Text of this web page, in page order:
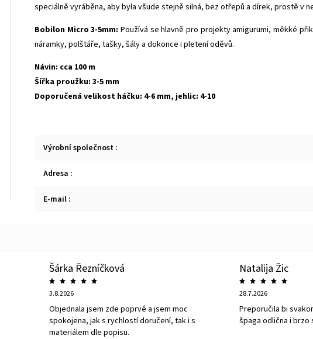
speciálně vyráběna, aby byla všude stejně silná, bez otřepů a dírek, prostě v
Bobilon Micro 3-5mm: Používá se hlavně pro projekty amigurumi, měkké
náramky, polštáře, tašky, šály a dokonce i pletení oděvů.
Návin: cca 100 m
Šířka proužku: 3-5 mm
Doporučená velikost háčku: 4-6 mm, jehlic: 4-10
Výrobní společnost :
Adresa :
E-mail :
Šárka Řezníčková
3.8.2026
Objednala jsem zde poprvé a jsem moc
spokojena, jak s rychlostí doručení, tak i s
materiálem dle popisu.
Natalija Žic
28.7.2026
Preporučila bi
špaga odlična i brzo